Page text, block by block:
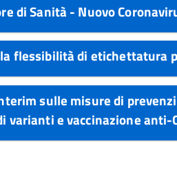
di Sanità - Nuovo
flessibilità di etichettatura
sulle misure di
varianti e vaccinazione anti-